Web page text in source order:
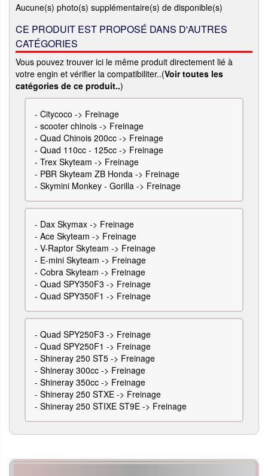
Aucune(s) photo(s) supplémentaire(s) de disponible(s)
CE PRODUIT EST PROPOSÉ DANS D'AUTRES
CATÉGORIES
Vous pouvez trouver ici le même produit directement lié à
votre engin et vérifier la compatibiliter..(Voir toutes les
catégories de ce produit..)
- Citycoco -> Freinage
- scooter chinois -> Freinage
- Quad Chinois 200cc -> Freinage
- Quad 110cc - 125cc -> Freinage
- Trex Skyteam -> Freinage
- PBR Skyteam ZB Honda -> Freinage
- Skymini Monkey - Gorilla -> Freinage
- Dax Skymax -> Freinage
- Ace Skyteam -> Freinage
- V-Raptor Skyteam -> Freinage
- E-mini Skyteam -> Freinage
- Cobra Skyteam -> Freinage
- Quad SPY350F3 -> Freinage
- Quad SPY350F1 -> Freinage
- Quad SPY250F3 -> Freinage
- Quad SPY250F1 -> Freinage
- Shineray 250 ST5 -> Freinage
- Shineray 300cc -> Freinage
- Shineray 350cc -> Freinage
- Shineray 250 STXE -> Freinage
- Shineray 250 STIXE ST9E -> Freinage